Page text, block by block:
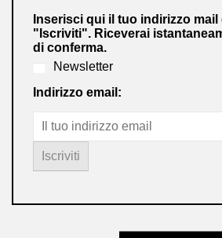
Inserisci qui il tuo indirizzo mail
"Iscriviti". Riceverai
di conferma.
Newsletter
Indirizzo email: